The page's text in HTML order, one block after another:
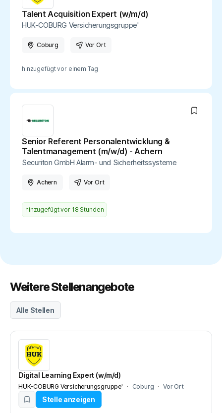
Talent Acquisition Expert (w/m/d)
HUK-COBURG Versicherungsgruppe'
Coburg Vor Ort
hinzugefügt vor einem Tag
Senior Referent Personalentwicklung &
Talentmanagement (m/w/d) - Achern
Securiton GmbH Alarm- und Sicherheitssysteme
Achern Vor Ort
hinzugefügt vor 18 Stunden
Weitere Stellenangebote
Alle Stellen
Digital Learning Expert (w/m/d)
HUK-COBURG Versicherungsgruppe' Coburg Vor Ort
Stelle anzeigen